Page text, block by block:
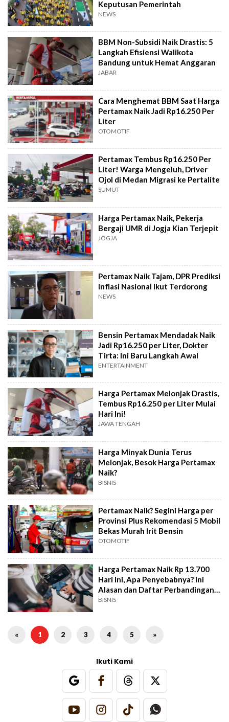
Keputusan Pemerintah
NEWS
BBM Non-Subsidi Naik Drastis: 5
Langkah Efisiensi Walikota
Bandung untuk Hemat Anggaran
JABAR
Cara Menghemat BBM Saat Harga
Pertamax Naik Jadi Rp16.250 Per
Liter
OTOMOTIF
Pertamax Tembus Rp16.250 Per
Liter! Warga Mengeluh, Driver
Ojol di Medan Migrasi ke Pertalite
SUMUT
Harga Pertamax Naik, Pekerja
Bergaji UMR di Jogja Kian Terjepit
JOGJA
Pertamax Naik Tajam, DPR Prediksi
Inflasi Nasional Ikut Terdorong
NEWS
Bensin Pertamax Mendadak Naik
Jadi Rp16.250 per Liter, Dokter
Tirta: Ini Baru Langkah Awal
ENTERTAINMENT
Harga Pertamax Melonjak Drastis,
Tembus Rp16.250 per Liter Mulai
Hari Ini!
JAWA TENGAH
Harga Minyak Dunia Terus
Melonjak, Besok Harga Pertamax
Naik?
BISNIS
Pertamax Naik? Segini Harga per
Provinsi Plus Rekomendasi 5 Mobil
Bekas Murah Irit Bensin
OTOMOTIF
Harga Pertamax Naik Rp 13.700
Hari Ini, Apa Penyebabnya? Ini
Alasan dan Daftar Perbandingan
BBM Lain
BISNIS
« 1 2 3 4 5 »
Ikuti Kami